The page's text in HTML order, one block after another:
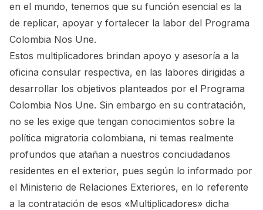
en el mundo, tenemos que su función esencial es la
de replicar, apoyar y fortalecer la labor del Programa
Colombia Nos Une.
Estos multiplicadores brindan apoyo y asesoría a la
oficina consular respectiva, en las labores dirigidas a
desarrollar los objetivos planteados por el Programa
Colombia Nos Une. Sin embargo en su contratación,
no se les exige que tengan conocimientos sobre la
política migratoria colombiana, ni temas realmente
profundos que atañan a nuestros conciudadanos
residentes en el exterior, pues según lo informado por
el Ministerio de Relaciones Exteriores, en lo referente
a la contratación de esos «Multiplicadores» dicha